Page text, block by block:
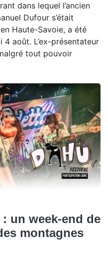
dans lequel l’ancien
Dufour s’était
Haute-Savoie, a été
août. L’ex-présentateur
tout pouvoir
un week-end de
montagnes